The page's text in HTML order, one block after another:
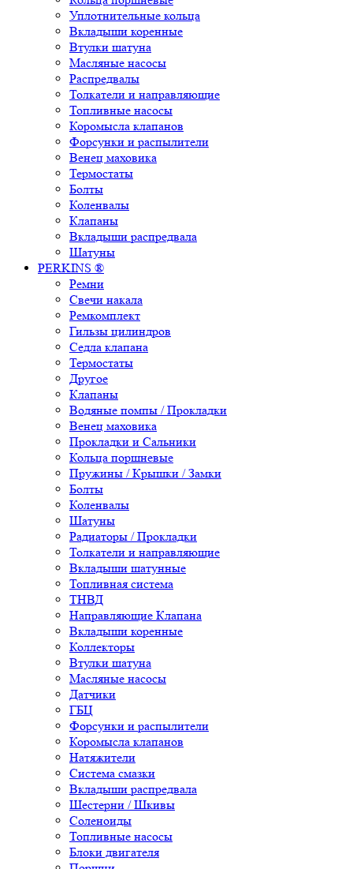
Уплотнительные кольца
Вкладыши коренные
Втулки шатуна
Масляные насосы
Распредвалы
Толкатели и направляющие
Топливные насосы
Коромысла клапанов
Форсунки и распылители
Венец маховика
Термостаты
Болты
Коленвалы
Клапаны
Вкладыши распредвала
Шатуны
PERKINS ®
Ремни
Свечи накала
Ремкомплект
Гильзы цилиндров
Седла клапана
Термостаты
Другое
Клапаны
Водяные помпы / Прокладки
Венец маховика
Прокладки и Сальники
Кольца поршневые
Пружины / Крышки / Замки
Болты
Коленвалы
Шатуны
Радиаторы / Прокладки
Толкатели и направляющие
Вкладыши шатунные
Топливная система
ТНВД
Направляющие Клапана
Вкладыши коренные
Коллекторы
Втулки шатуна
Масляные насосы
Датчики
ГБЦ
Форсунки и распылители
Коромысла клапанов
Натяжители
Система смазки
Вкладыши распредвала
Шестерни / Шкивы
Соленоиды
Топливные насосы
Блоки двигателя